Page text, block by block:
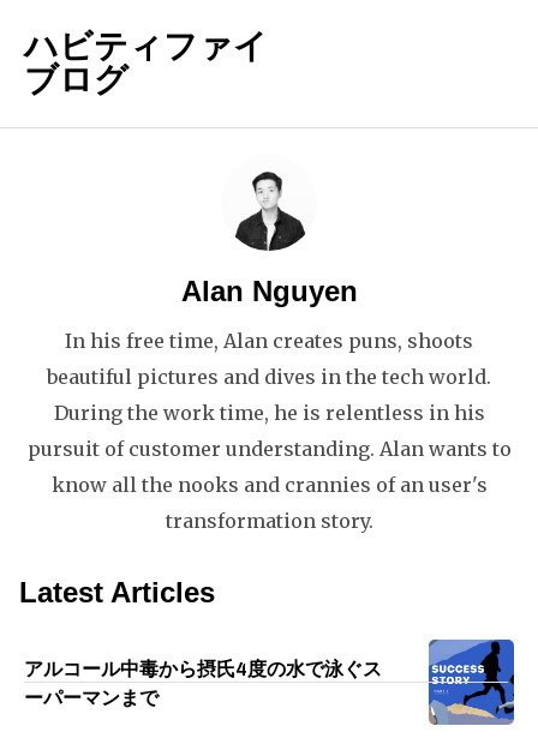
ハビティファイ
ブログ
Alan Nguyen
In his free time, Alan creates puns, shoots
beautiful pictures and dives in the tech world.
During the work time, he is relentless in his
pursuit of customer understanding. Alan wants to
know all the nooks and crannies of an user's
transformation story.
Latest Articles
アルコール中毒から摂氏4度の水で泳ぐス
ーパーマンまで